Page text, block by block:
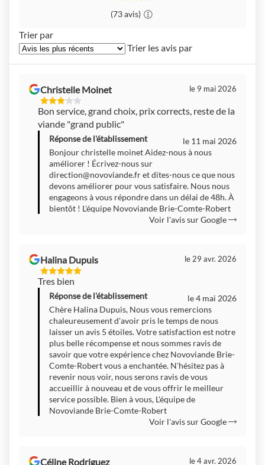
(73 avis)
Trier par
Trier les avis par
Christelle Moinet
3
Étoiles
Sur
le 9 mai 2026
Bon service, grand choix, prix corrects, reste de la
viande "grand public"
Réponse de l'établissement
le 11 mai 2026
Bonjour christelle moinet Aidez-nous à nous
améliorer ! Écrivez-nous sur
direction@novoviande.fret dites-nous ce que nous
devons améliorer pour vous satisfaire. Nous nous
engageons à vous répondre dans un délai de 48h. À
bientôt ! L'équipe Novoviande Brie-Comte-Robert
Voir l'avis sur Google
Halina Dupuis
5
Étoiles
Sur
le 29 avr. 2026
Tres bien
Réponse de l'établissement
le 4 mai 2026
Chère Halina Dupuis, Nous vous remercions
chaleureusement d'avoir pris le temps de nous
laisser un avis 5 étoiles. Votre satisfaction est notre
plus belle récompense et nous sommes ravis de
savoir que votre expérience chez Novoviande Brie-
Comte-Robert vous a enchantée. N'hésitez pas à
revenir nous voir, nous serons ravis de vous
accueillir à nouveau et de vous offrir le meilleur
service possible. Bien à vous, L'équipe de
Novoviande Brie-Comte-Robert
Voir l'avis sur Google
Céline Rodriguez le 4 avr. 2026